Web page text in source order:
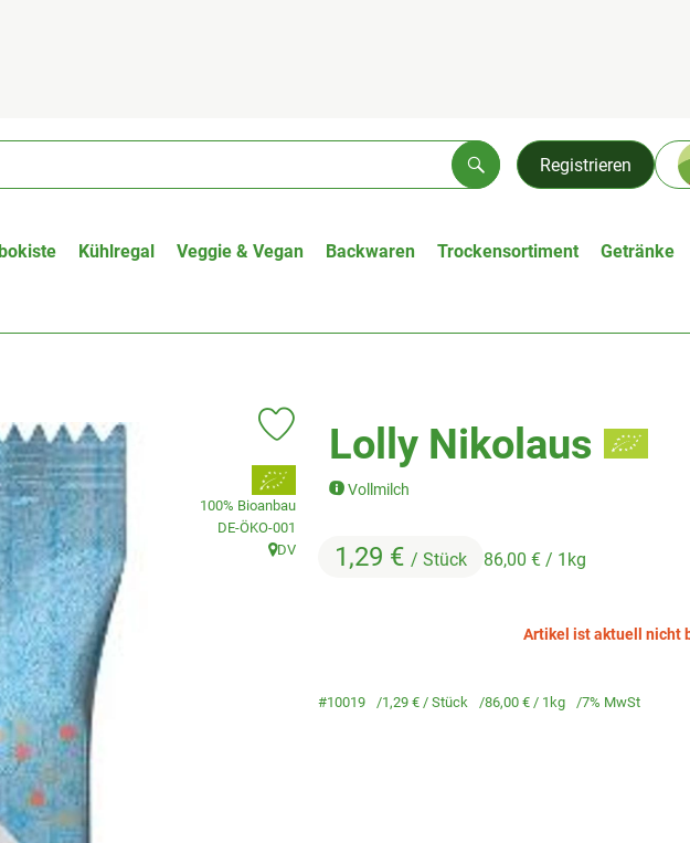
Registrieren
Suchen
Kühlregal Veggie & Vegan Backwaren Trockensortiment Getränke
Lolly Nikolaus
Vollmilch
1,29 € / Stück 86,00 € / 1kg
Produkt zu Favouriten hinzufügen
, Verband:
100% Bioanbau
, Kontrollstelle:
DE-ÖKO-001
, Herkunft:
DV
Artikel ist aktuell nicht
#10019 1,29 € / Stück 86,00 € / 1kg 7% MwSt